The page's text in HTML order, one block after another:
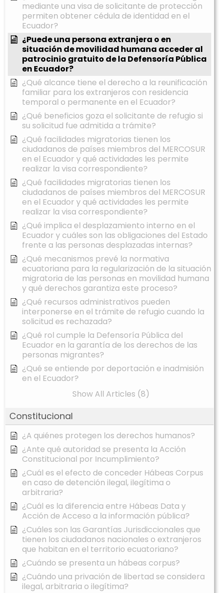
mediante una visa de solicitante de protección
permiten obtener cédula de identidad en el
Ecuador?
¿Puede una persona extranjera o en
situación de movilidad humana acceder al
patrocinio gratuito de la Defensoría Pública
en Ecuador?
¿Qué alcance tiene el derecho a la reunificación
familiar para los extranjeros con residencia
temporal o permanente en el Ecuador?
¿Qué beneficios goza el solicitante de refugio si
su solicitud fue admitida a trámite?
¿Qué facilidades migratorias tienen los
ciudadanos de países miembros del MERCOSUR
en el Ecuador y qué actividades les permite
realizar la visa correspondiente?
¿Qué facilidades migratorias tienen los
ciudadanos de países miembros del MERCOSUR
en el Ecuador y qué actividades les permite
realizar la visa correspondiente?
¿Qué implica el desplazamiento interno en el
Ecuador y cuáles son las obligaciones del Estado
frente a las personas desplazadas internas?
¿Qué mecanismos prevé la normativa
ecuatoriana para la regularización de la situación
migratoria de las personas en movilidad humana
y qué derechos garantiza este proceso?
¿Qué recursos administrativos pueden
interponerse en el trámite de refugio cuando la
solicitud es rechazada?
¿Qué rol cumple la Defensoría Pública del
Ecuador en la garantía de los derechos de las
personas migrantes?
¿Qué se entiende por deportación e inadmisión
en el Ecuador?
Show All Articles (8)
Constitucional
¿A quiénes protegen los derechos humanos?
¿Ante qué autoridad se presenta la Acción
Constitucional por Incumplimiento?
¿Cuál es el efecto de conceder Hábeas Corpus
en caso de detención ilegal, ilegítima o
arbitraria?
¿Cuál es la diferencia entre Hábeas Data y
Acción de Acceso a la información pública?
¿Cuáles son las Garantías Jurisdiccionales que
tienen los ciudadanos nacionales o extranjeros
que habitan en el territorio ecuatoriano?
¿Cuándo se presenta un hábeas corpus?
¿Cuándo una privación de libertad se considera
ilegal, arbitraria o ilegítima?